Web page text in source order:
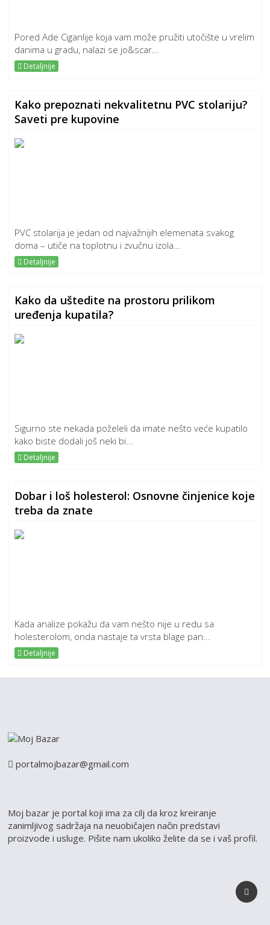
Pored Ade Ciganlije koja vam može pružiti utočište u vrelim
danima u gradu, nalazi se jo&scar...
Detaljnije
Kako prepoznati nekvalitetnu PVC stolariju?
Saveti pre kupovine
PVC stolarija je jedan od najvažnijih elemenata svakog
doma – utiče na toplotnu i zvučnu izola...
Detaljnije
Kako da uštedite na prostoru prilikom
uređenja kupatila?
Sigurno ste nekada poželeli da imate nešto veće kupatilo
kako biste dodali još neki bi...
Detaljnije
Dobar i loš holesterol: Osnovne činjenice koje
treba da znate
Kada analize pokažu da vam nešto nije u redu sa
holesterolom, onda nastaje ta vrsta blage pan...
Detaljnije
portalmojbazar@gmail.com
Moj bazar je portal koji ima za cilj da kroz kreiranje
zanimljivog sadržaja na neuobičajen način predstavi
proizvode i usluge. Pišite nam ukoliko želite da se i vaš profil.